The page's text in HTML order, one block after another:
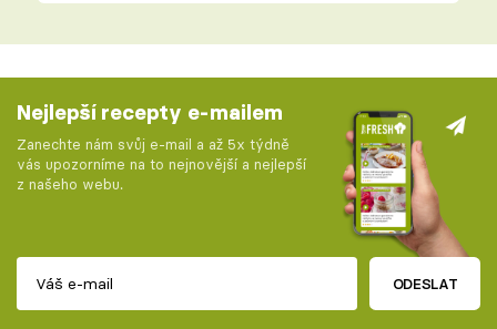
Nejlepší recepty e-mailem
Zanechte nám svůj e-mail a až 5x týdně
vás upozorníme na to nejnovější a nejlepší
z našeho webu.
ODESLAT